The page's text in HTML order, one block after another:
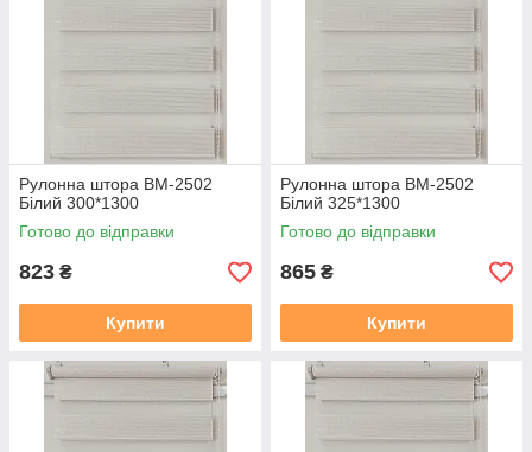
Рулонна штора ВМ-2502
Бiлий 300*1300
Готово до відправки
823 ₴
Купити
Рулонна штора ВМ-2502
Бiлий 325*1300
Готово до відправки
865 ₴
Купити